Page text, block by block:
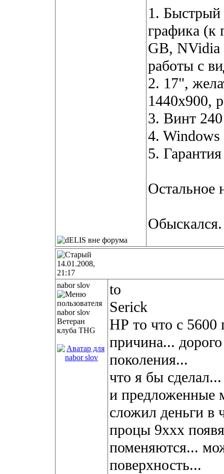
1. Быстрый
графика (к
GB, NVidia
работы с
2. 17",
1440x900,
3. Винт
4. Windows
5.
Остальное
14.01.2008,
21:17
nabor slov
Ветеран
клуба THG
to
Serick
НР то что с 5600
причина...
поколения...
что я бы
и предложенные
сложил деньги в
процы 9ххх
поменяются...
поверхность...